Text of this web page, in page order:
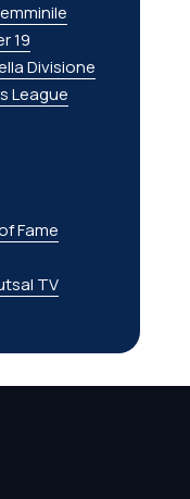
19
Divisione
League
Fame
TV